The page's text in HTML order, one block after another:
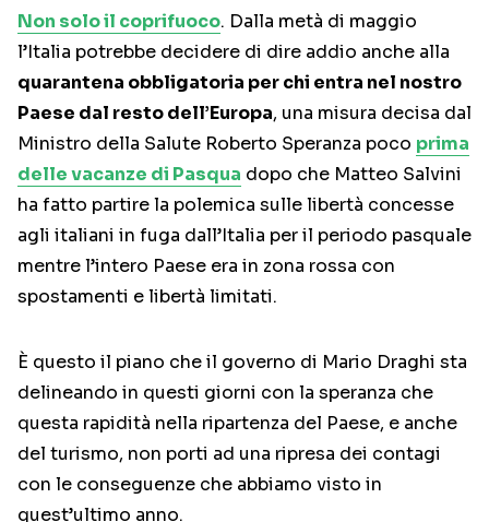
Non solo il coprifuoco. Dalla metà di maggio
l’Italia potrebbe decidere di dire addio anche alla
quarantena obbligatoria per chi entra nel nostro
Paese dal resto dell’Europa, una misura decisa dal
Ministro della Salute Roberto Speranza poco prima
delle vacanze di Pasqua dopo che Matteo Salvini
ha fatto partire la polemica sulle libertà concesse
agli italiani in fuga dall’Italia per il periodo pasquale
mentre l’intero Paese era in zona rossa con
spostamenti e libertà limitati.
È questo il piano che il governo di Mario Draghi sta
delineando in questi giorni con la speranza che
questa rapidità nella ripartenza del Paese, e anche
del turismo, non porti ad una ripresa dei contagi
con le conseguenze che abbiamo visto in
quest’ultimo anno.